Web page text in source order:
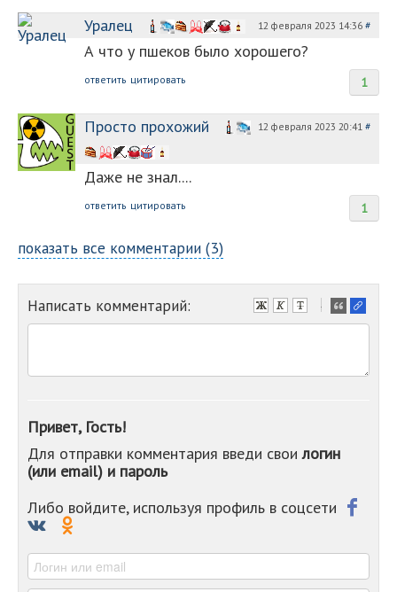
Уралец 12 февраля 2023 14:36 #
А что у пшеков было хорошего?
1
ответить цитировать
Просто прохожий 12 февраля 2023 20:41 #
Даже не знал....
1
ответить цитировать
показать все комментарии (3)
Написать комментарий:
-
-
-
-
-
Привет, Гость!
Для отправки комментария введи своилогин
(или email) и пароль
Либо войдите, используя профиль в соцсети